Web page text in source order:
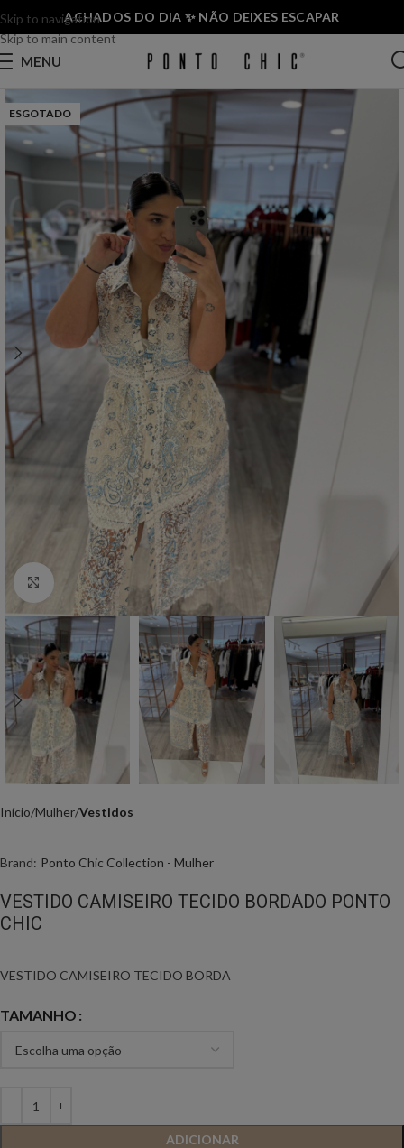
Skip to navigation
Skip to main content
ACHADOS DO DIA ✨ NÃO DEIXES ESCAPAR
MENU
ESGOTADO
Click to enlarge
Início Mulher Vestidos
Brand: Ponto Chic Collection - Mulher
VESTIDO CAMISEIRO TECIDO BORDADO PONTO
CHIC
VESTIDO CAMISEIRO TECIDO BORDA
TAMANHO
ADICIONAR